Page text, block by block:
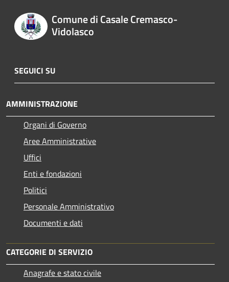
Comune di Casale Cremasco-
Vidolasco
SEGUICI SU
AMMINISTRAZIONE
Organi di Governo
Aree Amministrative
Uffici
Enti e fondazioni
Politici
Personale Amministrativo
Documenti e dati
CATEGORIE DI SERVIZIO
Anagrafe e stato civile